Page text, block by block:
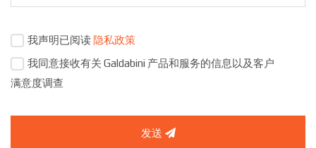
我声明已阅读 隐私政策
我同意接收有关 Galdabini 产品和服务的信息以及客户
满意度调查
发送